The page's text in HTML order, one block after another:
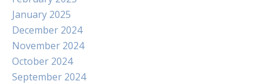
January 2025
December 2024
November 2024
October 2024
September 2024